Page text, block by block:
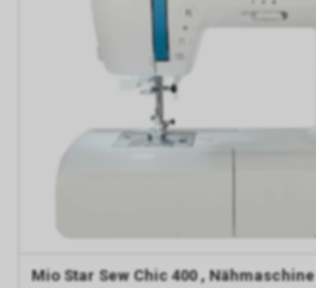
Mio Star Sew Chic 400 , Nähmaschine